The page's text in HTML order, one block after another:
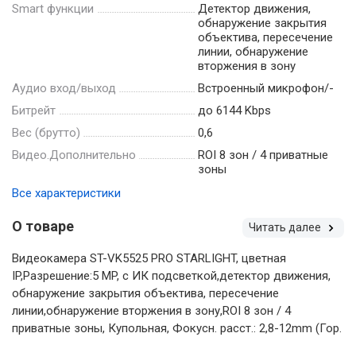
Smart функции
Детектор движения,
обнаружение закрытия
объектива, пересечение
линии, обнаружение
вторжения в зону
Аудио вход/выход
Встроенный микрофон/-
Битрейт
до 6144 Kbps
Вес (брутто)
0,6
Видео.Дополнительно
ROI 8 зон / 4 приватные
зоны
Все характеристики
О товаре Читать далее
Видеокамера ST-VK5525 PRO STARLIGHT, цветная
IP,Разрешение:5 MP, с ИК подсветкой,детектор движения,
обнаружение закрытия объектива, пересечение
линии,обнаружение вторжения в зону,ROI 8 зон / 4
приватные зоны, Купольная, Фокусн. расст.: 2,8-12mm (Гор.